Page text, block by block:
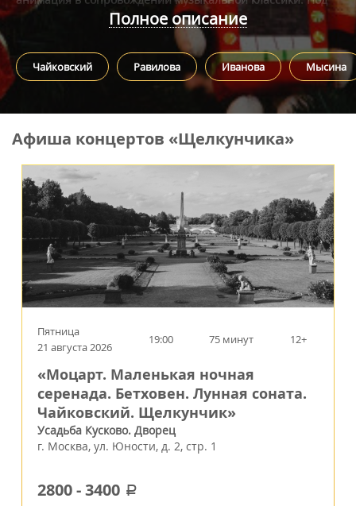
новый год подготовлено много концертов сказки
«Щелкунчик» и уже составлена афиша. Здесь вы можете
предварительно заказать и купить билеты на
замечательные песочные шоу. Сценарий сказки —
неизменен, дети увидят именно классический сюжет без
современных ремейков, песочная анимация способна
творить чудеса. Это будет действительно новогодняя
Полное описание
Чайковский Равилова Иванова Мысина
Афиша концертов «Щелкунчика»
Пятница
21 августа 2026
19:00 75 минут 12+
«Моцарт. Маленькая ночная
серенада. Бетховен. Лунная соната.
Чайковский. Щелкунчик»
Усадьба Кусково. Дворец
г. Москва, ул. Юности, д. 2, стр. 1
2800-3400 a